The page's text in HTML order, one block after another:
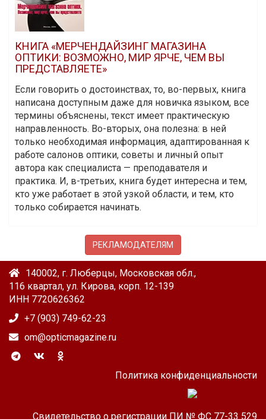
КНИГА «МЕРЧЕНДАЙЗИНГ МАГАЗИНА
ОПТИКИ: ВОЗМОЖНО, МИР ЯРЧЕ, ЧЕМ ВЫ
ПРЕДСТАВЛЯЕТЕ»
Если говорить о достоинствах, то, во-первых, книга
написана доступным даже для новичка языком, все
термины объяснены, текст имеет практическую
направленность. Во-вторых, она полезна: в ней
только необходимая информация, адаптированная к
работе салонов оптики, советы и личный опыт
автора как специалиста — преподавателя и
практика. И, в-третьих, книга будет интересна и тем,
кто уже работает в этой узкой области, и тем, кто
только собирается начинать.
РЕКЛАМОДАТЕЛЯМ
140002, г. Люберцы, Московская обл.,
116 квартал, ул. Кирова, корп. 12-139
ИНН 7720626362
+7 (903) 749-62-23
om@opticmagazine.ru
Политика конфиденциальности
Свидетельство о регистрации ПИ № ФС 77-33 529